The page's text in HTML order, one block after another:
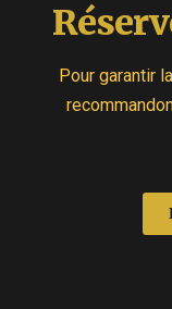
Pour garantir